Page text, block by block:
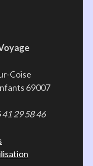
Coise
69007
29 58 46